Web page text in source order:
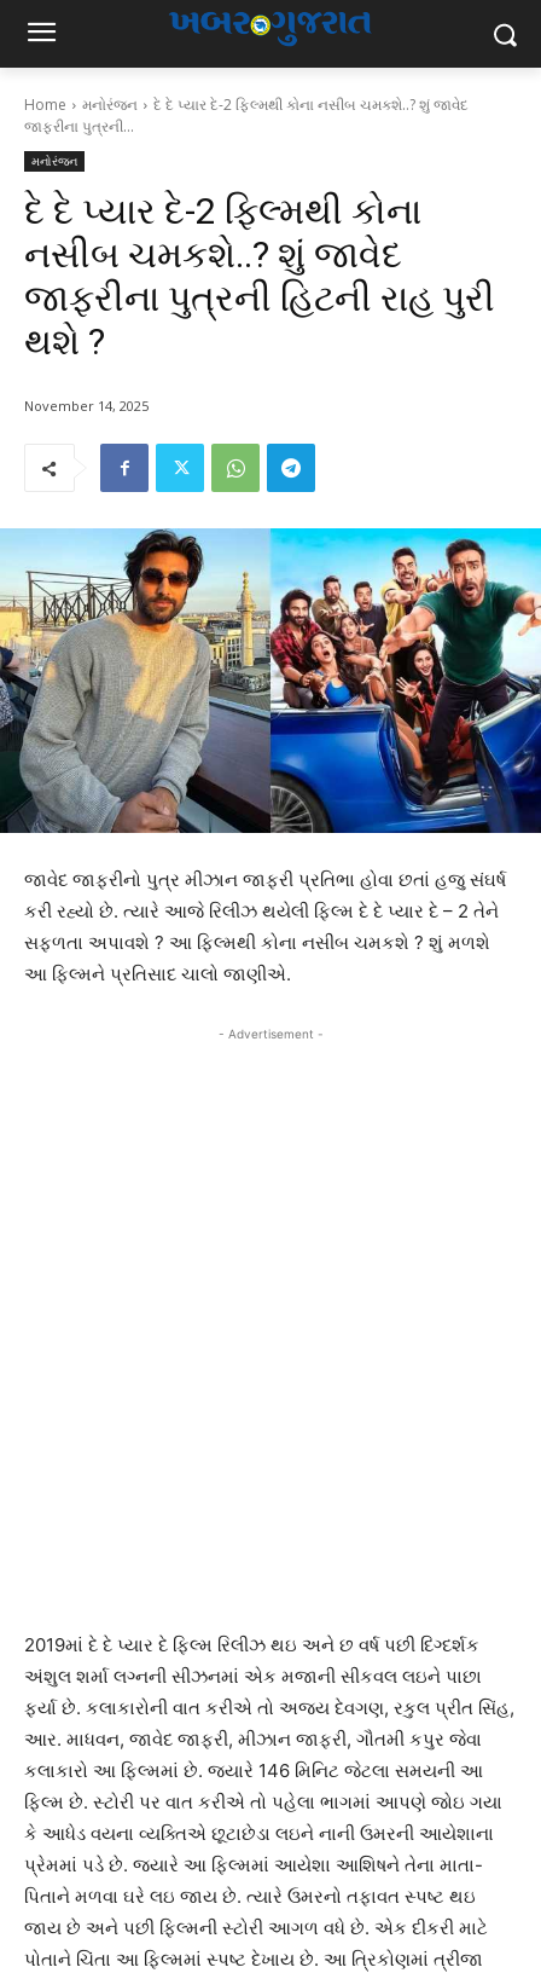
Home મનોરંજન
દે દે પ્યાર દે-2 ફિલ્મથી કોના નસીબ ચમકશે..? શું જાવેદ
જાફરીના પુત્રની...
મનોરંજન
દે દે પ્યાર દે-2 ફિલ્મથી કોના
નસીબ ચમકશે..? શું જાવેદ
જાફરીના પુત્રની હિટની રાહ પુરી
થશે ?
November 14, 2025
જાવેદ જાફરીનો પુત્ર મીઝાન જાફરી પ્રતિભા હોવા છતાં હજુ સંઘર્ષ
કરી રહ્યો છે. ત્યારે આજે રિલીઝ થયેલી ફિલ્મ દે દે પ્યાર દે – 2 તેને
સફળતા અપાવશે ? આ ફિલ્મથી કોના નસીબ ચમકશે ? શું મળશે
આ ફિલ્મને પ્રતિસાદ ચાલો જાણીએ.
- Advertisement -
2019માં દે દે પ્યાર દે ફિલ્મ રિલીઝ થઇ અને છ વર્ષ પછી દિગ્દર્શક
અંશુલ શર્મા લગ્નની સીઝનમાં એક મજાની સીકવલ લઇને પાછા
ફર્યા છે. કલાકારોની વાત કરીએ તો અજય દેવગણ, રકુલ પ્રીત સિંહ,
આર. માધવન, જાવેદ જાફરી, મીઝાન જાફરી, ગૌતમી કપુર જેવા
કલાકારો આ ફિલ્મમાં છે. જ્યારે 146 મિનિટ જેટલા સમયની આ
ફિલ્મ છે. સ્ટોરી પર વાત કરીએ તો પહેલા ભાગમાં આપણે જોઇ ગયા
કે આધેડ વયના વ્યક્તિએ છૂટાછેડા લઇને નાની ઉમરની આયેશાના
પ્રેમમાં પડે છે. જ્યારે આ ફિલ્મમાં આયેશા આશિષને તેના માતા-
પિતાને મળવા ઘરે લઇ જાય છે. ત્યારે ઉમરનો તફાવત સ્પષ્ટ થઇ
જાય છે અને પછી ફિલ્મની સ્ટોરી આગળ વધે છે. એક દીકરી માટે
પોતાને ચિંતા આ ફિલ્મમાં સ્પષ્ટ દેખાય છે. આ ત્રિકોણમાં ત્રીજા